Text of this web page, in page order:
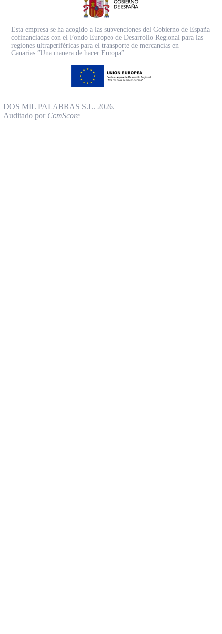
Esta empresa se ha acogido a las subvenciones del Gobierno de España
cofinanciadas con el Fondo Europeo de Desarrollo Regional para las
regiones ultraperiféricas para el transporte de mercancías en
Canarias.”Una manera de hacer Europa”
DOS MIL PALABRAS S.L. 2026.
Auditado por ComScore